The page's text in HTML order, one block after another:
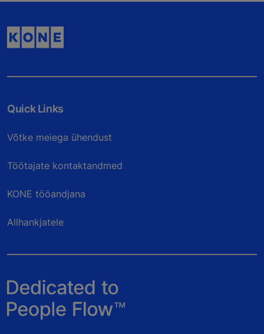
Quick Links
Võtke meiega ühendust
Töötajate kontaktandmed
KONE tööandjana
Allhankjatele